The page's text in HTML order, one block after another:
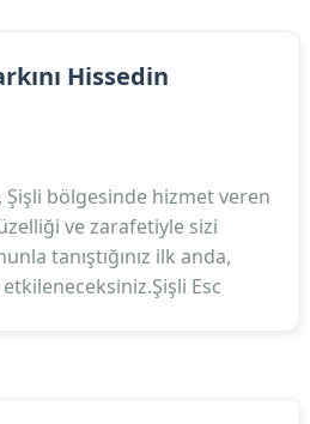
Hissedin
bölgesinde hizmet veren
ve zarafetiyle sizi
tanıştığınız ilk anda,
Esc